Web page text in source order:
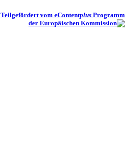
Teilgefördert vom eContentplus Programm
der Europäischen Kommission